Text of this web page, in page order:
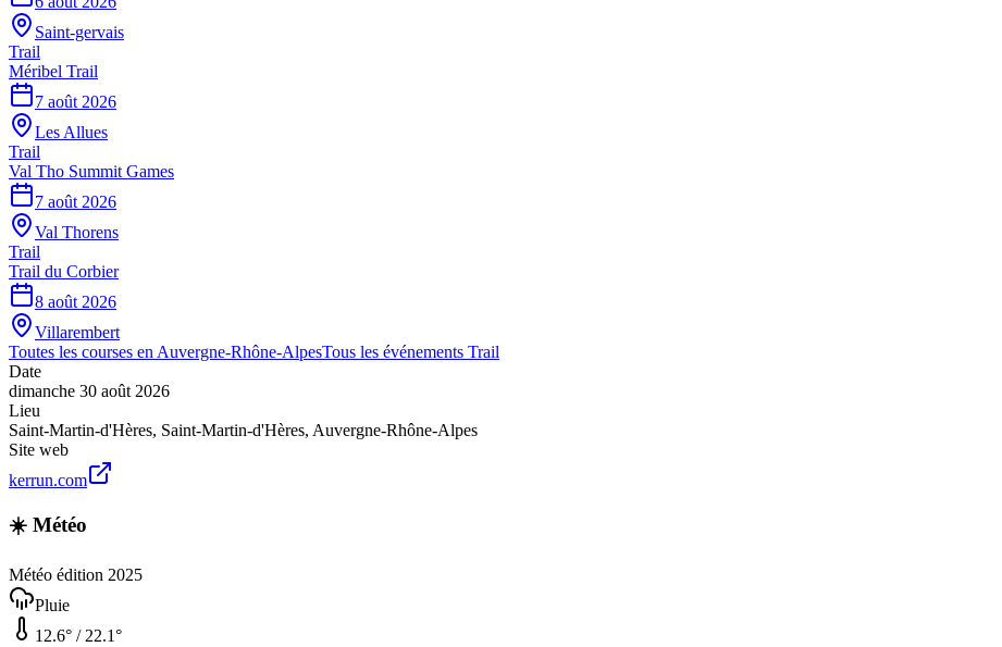
Saint-gervais
Trail
Méribel Trail
7 août 2026
Les Allues
Trail
Val Tho Summit Games
7 août 2026
Val Thorens
Trail
Trail du Corbier
8 août 2026
Villarembert
Toutes les courses en Auvergne-Rhône-AlpesTous les événements Trail
Date
dimanche 30 août 2026
Lieu
Saint-Martin-d'Hères, Saint-Martin-d'Hères, Auvergne-Rhône-Alpes
Site web
kerrun.com
☀️ Météo
Météo édition 2025
Pluie
12.6° / 22.1°